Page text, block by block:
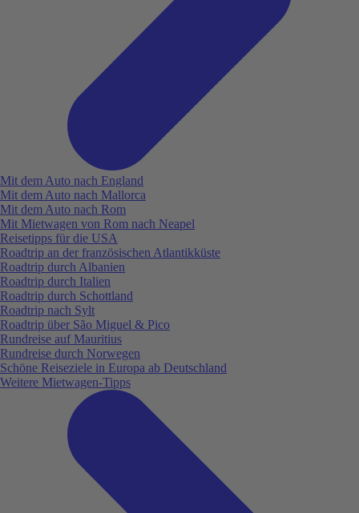
Mit dem Auto nach England
Mit dem Auto nach Mallorca
Mit dem Auto nach Rom
Mit Mietwagen von Rom nach Neapel
Reisetipps für die USA
Roadtrip an der französischen Atlantikküste
Roadtrip durch Albanien
Roadtrip durch Italien
Roadtrip durch Schottland
Roadtrip nach Sylt
Roadtrip über São Miguel & Pico
Rundreise auf Mauritius
Rundreise durch Norwegen
Schöne Reiseziele in Europa ab Deutschland
Weitere Mietwagen-Tipps